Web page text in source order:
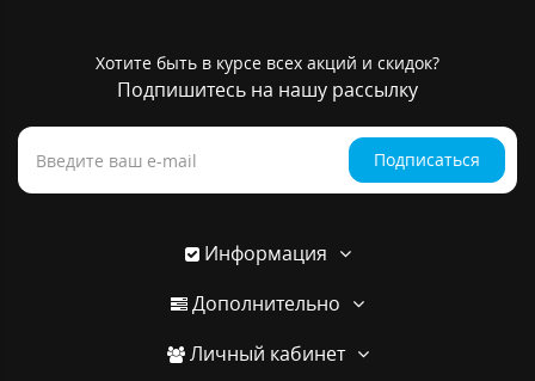
Хотите быть в курсе всех акций и скидок?
Подпишитесь на нашу рассылку
Подписаться
Информация
Дополнительно
Личный кабинет